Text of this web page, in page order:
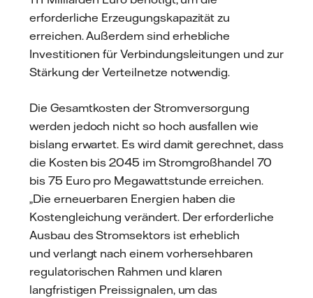
erforderliche Erzeugungskapazität zu
erreichen. Außerdem sind erhebliche
Investitionen für Verbindungsleitungen und zur
Stärkung der Verteilnetze notwendig.
Die Gesamtkosten der Stromversorgung
werden jedoch nicht so hoch ausfallen wie
bislang erwartet. Es wird damit gerechnet, dass
die Kosten bis 2045 im Stromgroßhandel 70
bis 75 Euro pro Megawattstunde erreichen.
„Die erneuerbaren Energien haben die
Kostengleichung verändert. Der erforderliche
Ausbau des Stromsektors ist erheblich
und verlangt nach einem vorhersehbaren
regulatorischen Rahmen und klaren
langfristigen Preissignalen, um das